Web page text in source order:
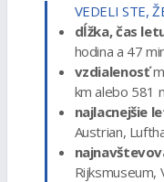
VEDELI STE,
dĺžka, čas
hodina a 47
vzdialenosť
km alebo 581
najlacnejšie
Austrian,
Rijksmuseum,